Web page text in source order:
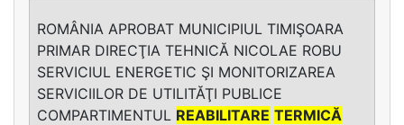
ROMÂNIA APROBAT MUNICIPIUL TIMIŞOARA
PRIMAR DIRECŢIA TEHNICĂ NICOLAE ROBU
SERVICIUL ENERGETIC ŞI MONITORIZAREA
SERVICIILOR DE UTILITĂŢI PUBLICE
COMPARTIMENTUL REABILITARE TERMICĂ